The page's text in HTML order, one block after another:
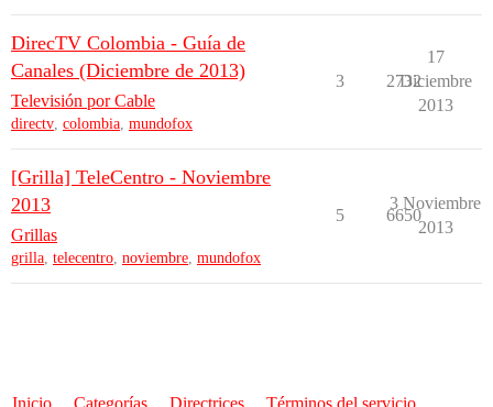
DirecTV Colombia - Guía de
Canales (Diciembre de 2013)
Televisión por Cable
directv, colombia, mundofox
3 2732
17
Diciembre
2013
[Grilla] TeleCentro - Noviembre
2013
Grillas
grilla, telecentro, noviembre, mundofox
5 6650
3 Noviembre
2013
Inicio Categorías Directrices Términos del servicio